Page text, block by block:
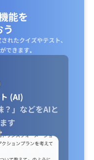
能を
れたクイズやテスト、
できます｡
(AI)
？」などをAIと
す